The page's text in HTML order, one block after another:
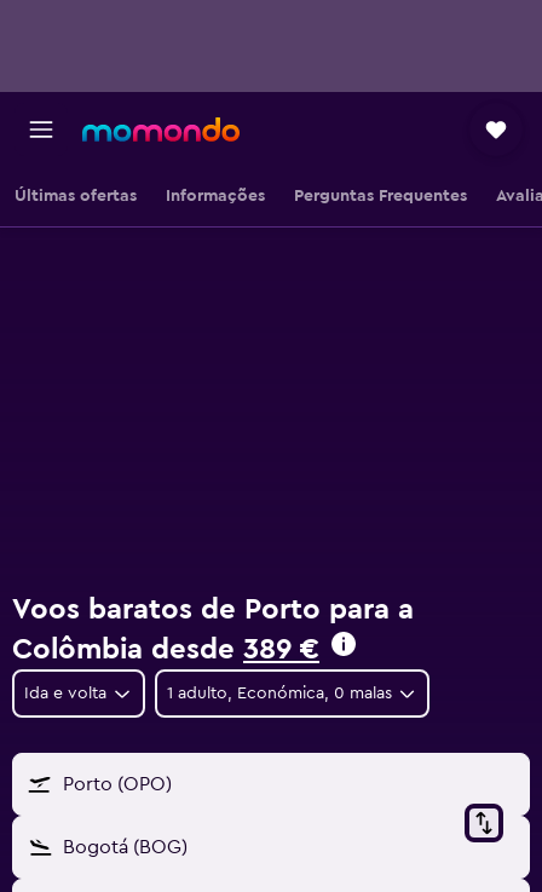
Últimas ofertas Informações Perguntas Frequentes
Voos baratos de Porto para a
Colômbia desde 389 €
Ida e volta 1 adulto, Económica, 0 malas
Porto (OPO)
Bogotá (BOG)